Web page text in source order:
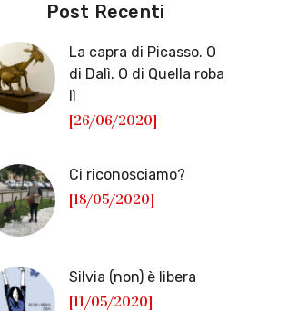
Post Recenti
La capra di Picasso. O
di Dalì. O di Quella roba
lì
[26/06/2020]
Ci riconosciamo?
[18/05/2020]
Silvia (non) è libera
[11/05/2020]